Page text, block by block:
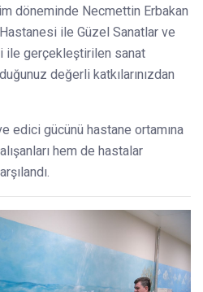
döneminde Necmettin Erbakan
ile Güzel Sanatlar ve
ile gerçekleştirilen sanat
değerli katkılarınızdan
edici gücünü hastane ortamına
hem de hastalar